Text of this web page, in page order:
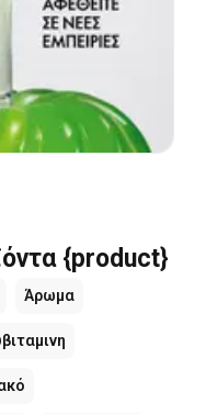
{product}
Άρωμα